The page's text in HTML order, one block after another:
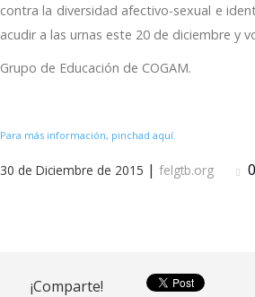
contra la diversidad afectivo-sexual e
acudir a las urnas este 20 de diciembre y
Grupo de Educación de COGAM.
Para más información, pinchad aquí.
30 de Diciembre de 2015 | felgtb.org 0
¡Comparte!